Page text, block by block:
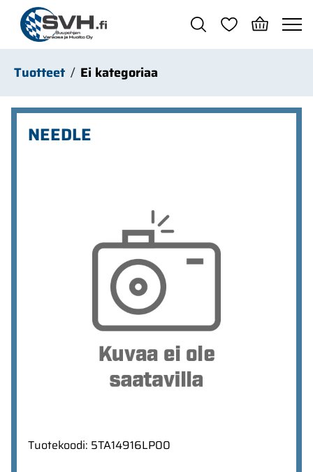
Siirry pääsisältöön
Tuotteet Ei kategoriaa
NEEDLE
Tuotekoodi: 5TA14916LP00